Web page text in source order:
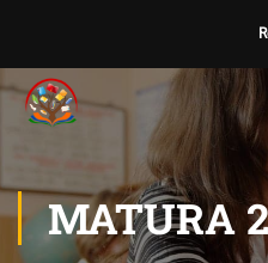
MATURA